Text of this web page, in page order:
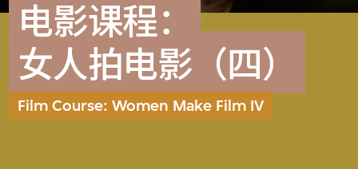
电影课程：
女人拍电影（四）
Film Course: Women Make Film IV